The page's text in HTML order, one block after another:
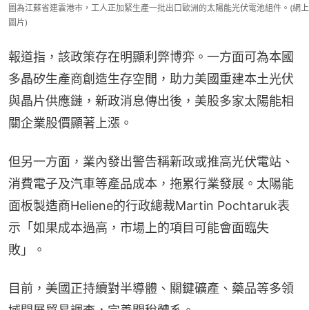
圖為江蘇省連雲港市，工人正加緊生產一批出口歐洲的太陽能光伏電池組件。(網上
圖片)
報道指，該政策存在明顯利弊博弈。一方面可為本國
多晶矽生產商創造生存空間，助力美國重建本土光伏
與晶片供應鏈，新政消息傳出後，美股多家太陽能相
關企業股價顯著上漲。
但另一方面，業內發出警告稱新政或推高光伏電站、
消費電子及汽車等產品成本，拖累行業發展。太陽能
面板製造商Heliene的行政總裁Martin Pochtaruk表
示「如果成本過高，市場上的項目可能會面臨失
敗」。
目前，美國正持續對半導體、關鍵礦產、藥品等多領